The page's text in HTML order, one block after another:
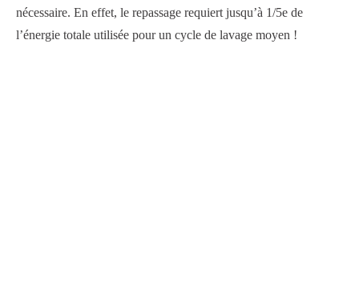
nécessaire. En effet, le repassage requiert jusqu’à 1/5e de
l’énergie totale utilisée pour un cycle de lavage moyen !